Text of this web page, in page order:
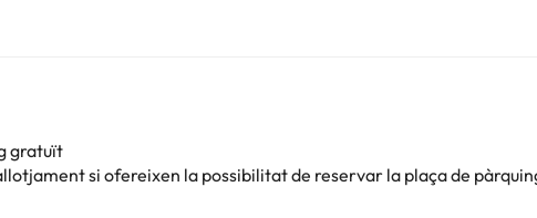
gratuït
si ofereixen la possibilitat de reservar la plaça de